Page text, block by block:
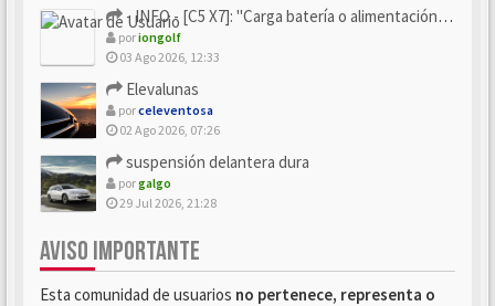
- INFO - [C5 X7]: "Carga batería o alimentación eléctri...
poriongolf
03 Ago 2026, 12:33
Elevalunas
porceleventosa
02 Ago 2026, 07:26
suspensión delantera dura
porgalgo
29 Jul 2026, 21:28
AVISO IMPORTANTE
Esta comunidad de usuarios no pertenece, representa o